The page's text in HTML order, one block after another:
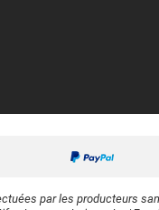
par les producteurs